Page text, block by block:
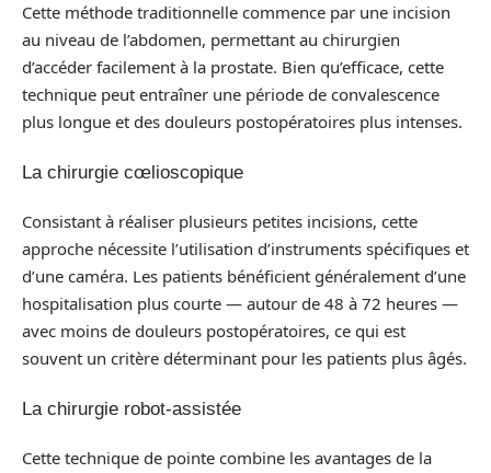
Cette méthode traditionnelle commence par une incision
au niveau de l’abdomen, permettant au chirurgien
d’accéder facilement à la prostate. Bien qu’efficace, cette
technique peut entraîner une période de convalescence
plus longue et des douleurs postopératoires plus intenses.
La chirurgie cœlioscopique
Consistant à réaliser plusieurs petites incisions, cette
approche nécessite l’utilisation d’instruments spécifiques et
d’une caméra. Les patients bénéficient généralement d’une
hospitalisation plus courte — autour de 48 à 72 heures —
avec moins de douleurs postopératoires, ce qui est
souvent un critère déterminant pour les patients plus âgés.
La chirurgie robot-assistée
Cette technique de pointe combine les avantages de la